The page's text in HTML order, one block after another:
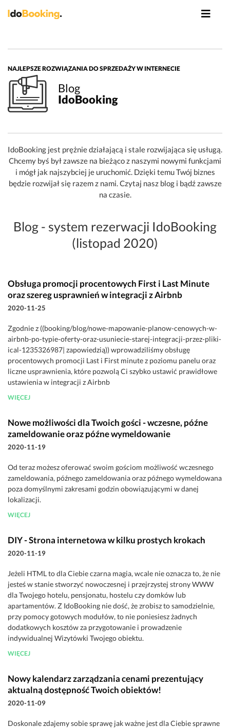
NAJLEPSZE ROZWIĄZANIA DO SPRZEDAŻY W INTERNECIE
Blog
IdoBooking
IdoBooking jest prężnie działającą i stale rozwijająca się usługą.
Chcemy byś był zawsze na bieżąco z naszymi nowymi funkcjami
i mógł jak najszybciej je uruchomić. Dzięki temu Twój biznes
będzie rozwijał się razem z nami. Czytaj nasz blog i bądź zawsze
na czasie.
Blog - system rezerwacji IdoBooking
(listopad 2020)
Obsługa promocji procentowych First i Last Minute
oraz szereg usprawnień w integracji z Airbnb
2020-11-25
Zgodnie z ((booking/blog/nowe-mapowanie-planow-cenowych-w-
airbnb-po-typie-oferty-oraz-usuniecie-starej-integracji-przez-pliki-
ical-1235326987| zapowiedzią)) wprowadziliśmy obsługę
procentowych promocji Last i First minute z poziomu panelu oraz
liczne usprawnienia, które pozwolą Ci szybko ustawić prawidłowe
ustawienia w integracji z Airbnb
WIĘCEJ
Nowe możliwości dla Twoich gości - wczesne, późne
zameldowanie oraz późne wymeldowanie
2020-11-19
Od teraz możesz oferować swoim gościom możliwość wczesnego
zameldowania, późnego zameldowania oraz późnego wymeldowana
poza domyślnymi zakresami godzin obowiązującymi w danej
lokalizacji.
WIĘCEJ
DIY - Strona internetowa w kilku prostych krokach
2020-11-19
Jeżeli HTML to dla Ciebie czarna magia, wcale nie oznacza to, że nie
jesteś w stanie stworzyć nowoczesnej i przejrzystej strony WWW
dla Twojego hotelu, pensjonatu, hostelu czy domków lub
apartamentów. Z IdoBooking nie dość, że zrobisz to samodzielnie,
przy pomocy gotowych modułów, to nie poniesiesz żadnych
dodatkowych kosztów za przygotowanie i prowadzenie
indywidualnej Wizytówki Twojego obiektu.
WIĘCEJ
Nowy kalendarz zarządzania cenami prezentujący
aktualną dostępność Twoich obiektów!
2020-11-09
Doskonale zdajemy sobie sprawę jak ważne jest dla Ciebie sprawne